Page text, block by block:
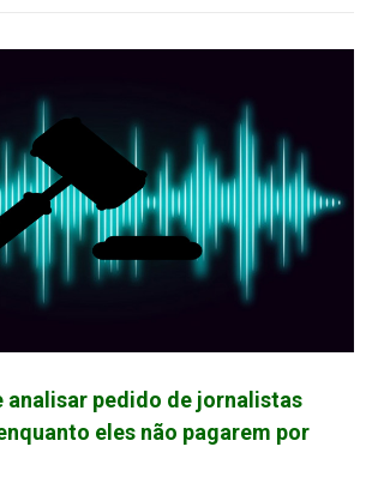
analisar pedido de jornalistas
eles não pagarem por